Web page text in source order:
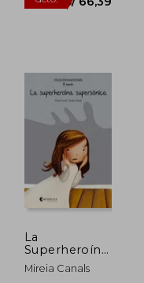
55%
dcto.
S/ 147,54
S/ 66,39
La
Superheroína
Supersónica
(Rústica):
Mireia Canals